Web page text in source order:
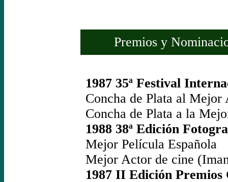
Premios y
1987 35ª Festival
Concha de Plata al
Concha de Plata a la
1988 38ª Edición
Mejor Película Española
Mejor Actor de cine
1987 II Edición Premios